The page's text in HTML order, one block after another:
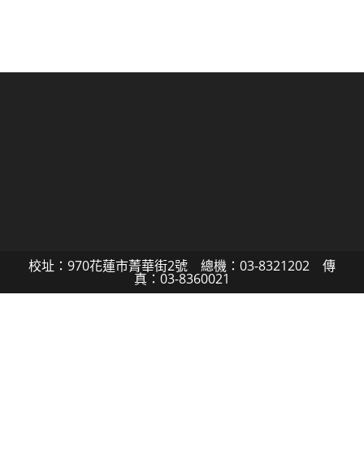
校址：970花蓮市菁華街2號 總機：03-8321202 傳
真：03-8360021